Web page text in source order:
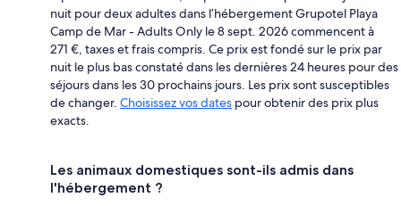
nuit pour deux adultes dans l’hébergement Grupotel Playa
Camp de Mar - Adults Only le 8 sept. 2026 commencent à
271 €, taxes et frais compris. Ce prix est fondé sur le prix par
nuit le plus bas constaté dans les dernières 24 heures pour des
séjours dans les 30 prochains jours. Les prix sont susceptibles
de changer. Choisissez vos dates pour obtenir des prix plus
exacts.
Les animaux domestiques sont-ils admis dans
l'hébergement ?